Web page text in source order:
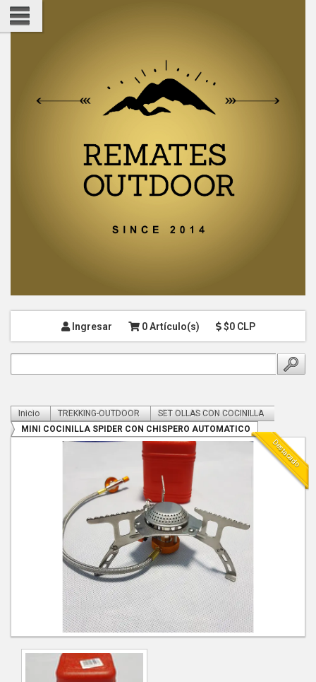
Ingresar 0 Artículo(s) $0 CLP
Inicio TREKKING-OUTDOOR
SET OLLAS CON COCINILLA
MINI COCINILLA SPIDER CON CHISPERO AUTOMATICO
Destacado